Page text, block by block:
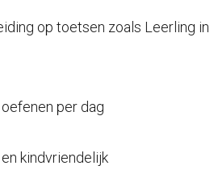
op toetsen zoals Leerling in
per dag
kindvriendelijk